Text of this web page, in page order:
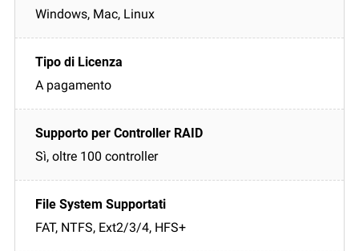
Windows, Mac, Linux
A pagamento
Sì, oltre 100 controller
FAT, NTFS, Ext2/3/4, HFS+